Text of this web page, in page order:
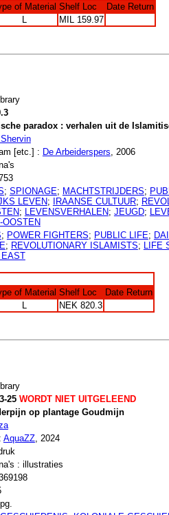
of Material Shelf Loc
Date Return
L MIL 159.97
paradox : verhalen uit de
[etc.] : De Arbeiderspers, 2006
; SPIONAGE; MACHTSTRIJDERS;
LEVEN; IRAANSE CULTUUR;
; LEVENSVERHALEN; JEUGD;
OOSTEN
; POWER FIGHTERS; PUBLIC LIFE;
; REVOLUTIONARY ISLAMISTS; LIFE
EAST
of Material Shelf Loc
Date Return
L NEK 820.3
25WORDT NIET UITGELEEND
op plantage Goudmijn
AquaZZ, 2024
: illustraties